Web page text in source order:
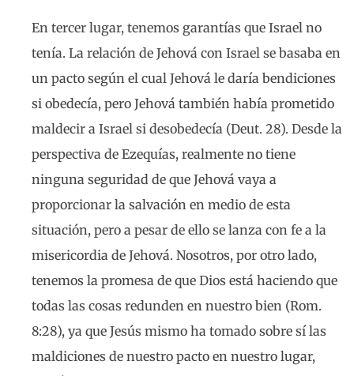
En tercer lugar, tenemos garantías que Israel no
tenía. La relación de Jehová con Israel se basaba en
un pacto según el cual Jehová le daría bendiciones
si obedecía, pero Jehová también había prometido
maldecir a Israel si desobedecía (Deut. 28). Desde la
perspectiva de Ezequías, realmente no tiene
ninguna seguridad de que Jehová vaya a
proporcionar la salvación en medio de esta
situación, pero a pesar de ello se lanza con fe a la
misericordia de Jehová. Nosotros, por otro lado,
tenemos la promesa de que Dios está haciendo que
todas las cosas redunden en nuestro bien (Rom.
8:28), ya que Jesús mismo ha tomado sobre sí las
maldiciones de nuestro pacto en nuestro lugar,